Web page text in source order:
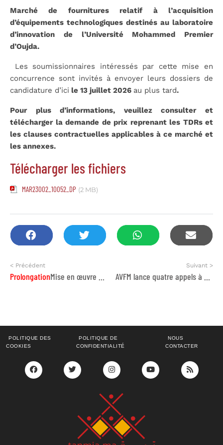
Marché de fournitures relatif à l’acquisition
d’équipements technologiques destinés au laboratoire
d’innovation de l’Université Mohammed Premier
d’Oujda.
Les soumissionnaires intéressés par cette mise en
concurrence sont invités à envoyer leurs dossiers de
candidature d’ici le 13 juillet 2026 au plus tard.
Pour plus d’informations, veuillez consulter et
télécharger la demande de prix reprenant les TDRs et
les clauses contractuelles applicables à ce marché et
les annexes.
Télécharger les fichiers
MAR23002_10052_DP (2 MB)
< Précédent
ProlongationMise en œuvre du Plan national de renforcement des capacités en matière d’Accès et Partage des Avantages (APA)
Suivant >
POLITIQUE DES
COOKIES
POLITIQUE DE
CONFIDENTIALITÉ
NOUS
CONTACTER